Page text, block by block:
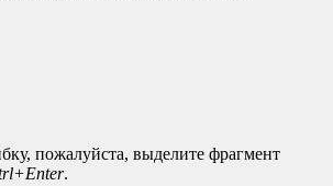
пожалуйста, выделите фрагмент
.